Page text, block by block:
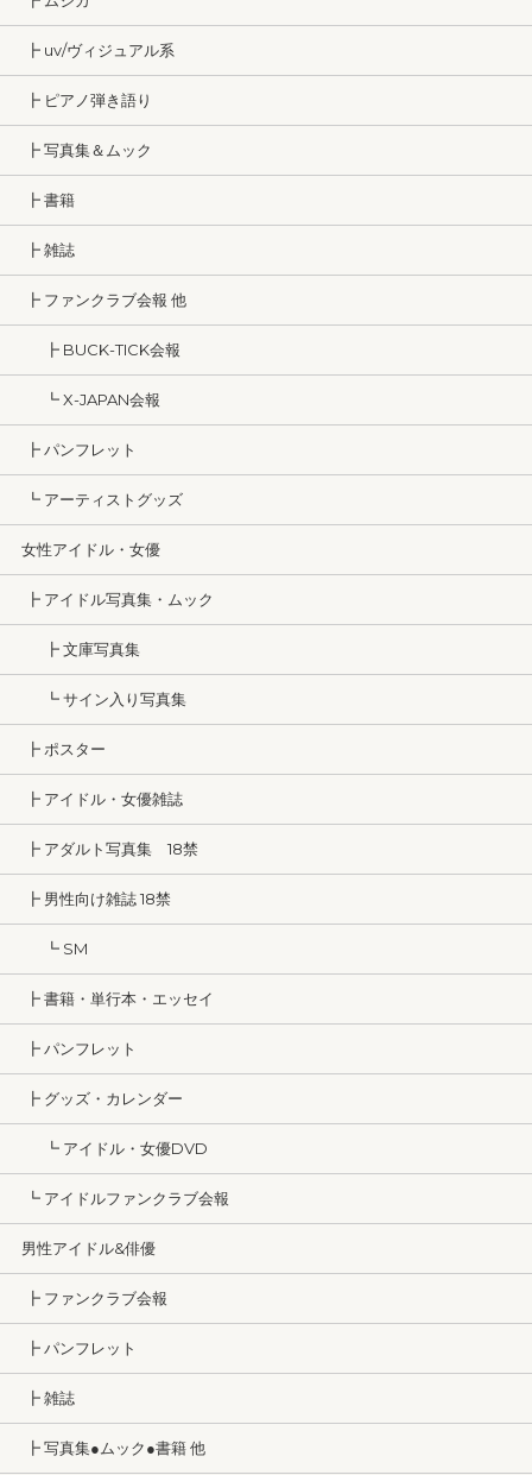
┣ uv/ヴィジュアル系
┣ ピアノ弾き語り
┣ 写真集＆ムック
┣ 書籍
┣ 雑誌
┣ ファンクラブ会報 他
┣ BUCK-TICK会報
┗ X-JAPAN会報
┣ パンフレット
┗ アーティストグッズ
女性アイドル・女優
┣ アイドル写真集・ムック
┣ 文庫写真集
┗ サイン入り写真集
┣ ポスター
┣ アイドル・女優雑誌
┣ アダルト写真集 18禁
┣ 男性向け雑誌 18禁
┗ SM
┣ 書籍・単行本・エッセイ
┣ パンフレット
┣ グッズ・カレンダー
┗ アイドル・女優DVD
┗ アイドルファンクラブ会報
男性アイドル&俳優
┣ ファンクラブ会報
┣ パンフレット
┣ 雑誌
┣ 写真集●ムック●書籍 他